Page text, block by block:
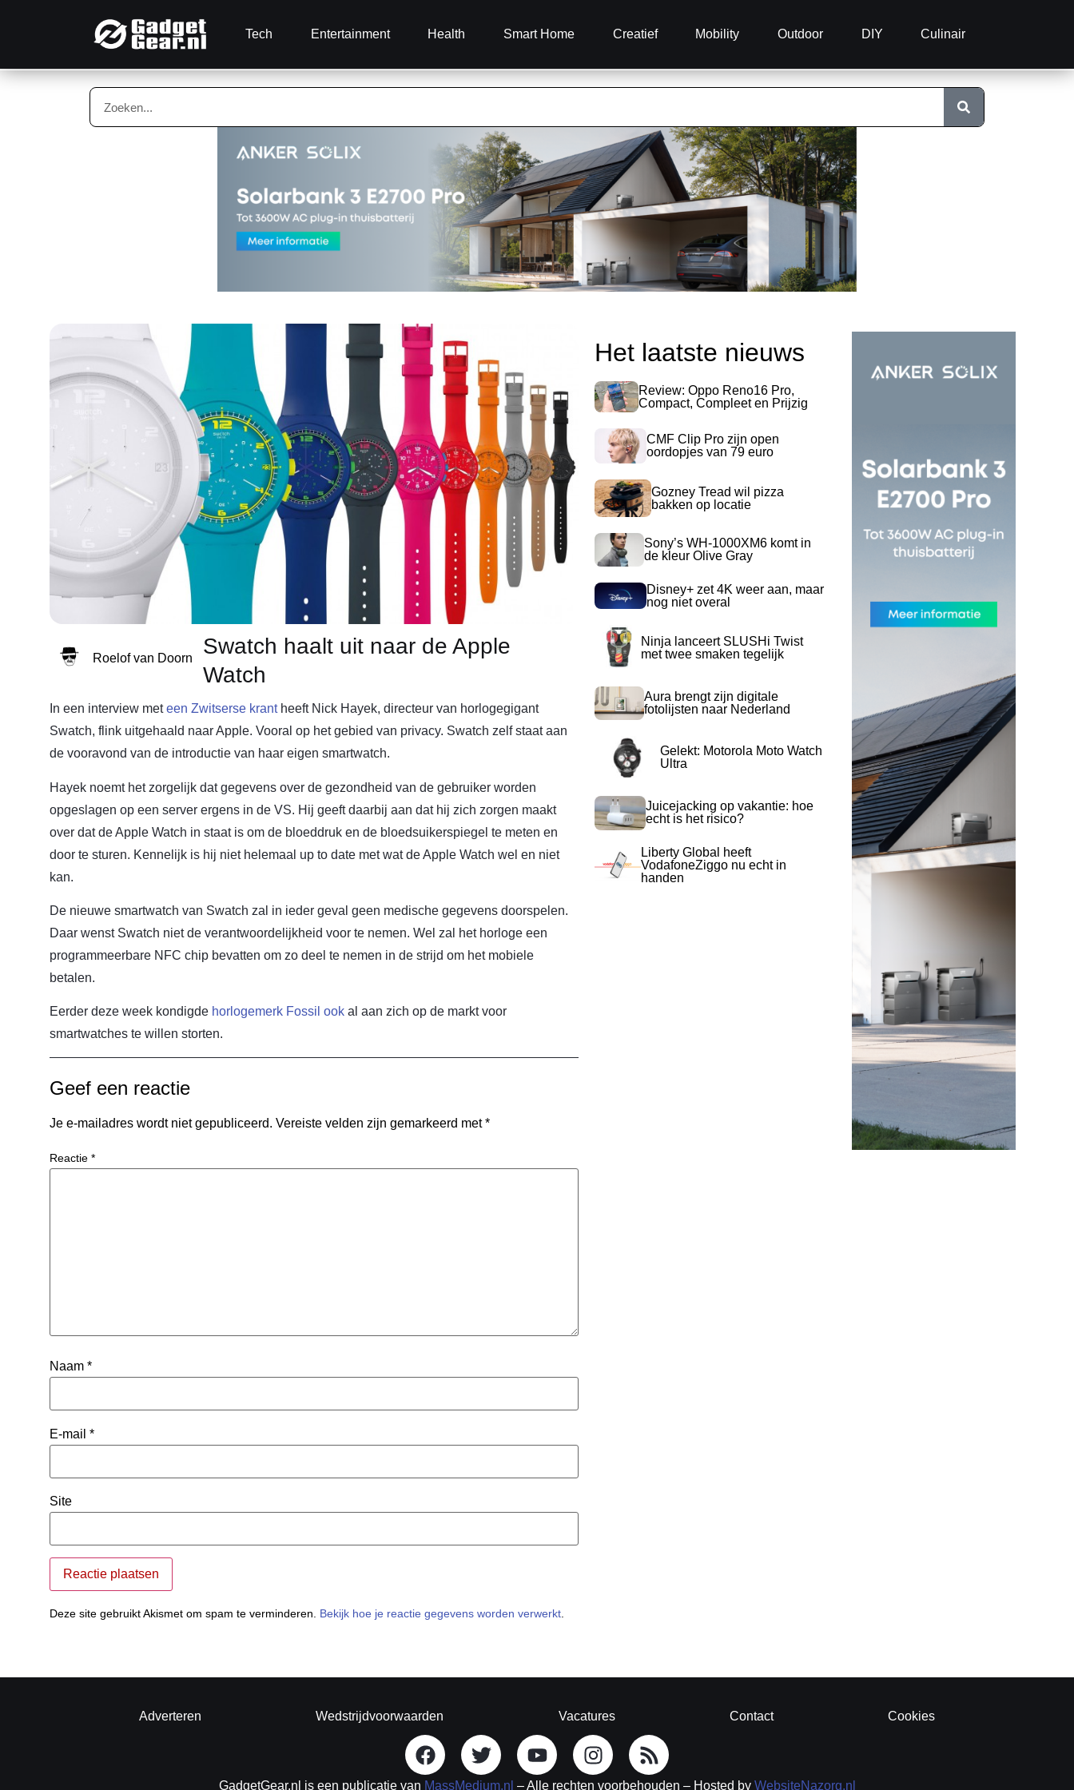
Tech Entertainment Health Smart Home Creatief Mobility Outdoor DIY Culinair
Roelof van Doorn
Swatch haalt uit naar de Apple
Watch
In een interview meteen Zwitserse krantheeft Nick Hayek, directeur van horlogegigant
Swatch, flink uitgehaald naar Apple. Vooral op het gebied van privacy. Swatch zelf staat aan
de vooravond van de introductie van haar eigen smartwatch.
Hayek noemt het zorgelijk dat gegevens over de gezondheid van de gebruiker worden
opgeslagen op een server ergens in de VS. Hij geeft daarbij aan dat hij zich zorgen maakt
over dat de Apple Watch in staat is om de bloeddruk en de bloedsuikerspiegel te meten en
door te sturen. Kennelijk is hij niet helemaal up to date met wat de Apple Watch wel en niet
kan.
De nieuwe smartwatch van Swatch zal in ieder geval geen medische gegevens doorspelen.
Daar wenst Swatch niet de verantwoordelijkheid voor te nemen. Wel zal het horloge een
programmeerbare NFC chip bevatten om zo deel te nemen in de strijd om het mobiele
betalen.
Eerder deze week kondigde horlogemerk Fossil ook al aan zich op de markt voor
smartwatches te willen storten.
Geef een reactie
Je e-mailadres wordt niet gepubliceerd. Vereiste velden zijn gemarkeerd met*
Reactie *
Naam *
E-mail *
Site
Deze site gebruikt Akismet om spam te verminderen. Bekijk hoe je reactie gegevens worden verwerkt
Het laatste nieuws
Review: Oppo Reno16 Pro,
Compact, Compleet en Prijzig
CMF Clip Pro zijn open
oordopjes van 79 euro
Gozney Tread wil pizza
bakken op locatie
Sony’s WH-1000XM6 komt in
de kleur Olive Gray
Disney+ zet 4K weer aan, maar
nog niet overal
Ninja lanceert SLUSHi Twist
met twee smaken tegelijk
Aura brengt zijn digitale
fotolijsten naar Nederland
Gelekt: Motorola Moto Watch
Ultra
Juicejacking op vakantie: hoe
echt is het risico?
Liberty Global heeft
VodafoneZiggo nu echt in
handen
Adverteren Wedstrijdvoorwaarden Vacatures Contact Cookies
GadgetGear.nl is een publicatie van MassMedium.nl – Alle rechten voorbehouden – Hosted by WebsiteNazorg.nl